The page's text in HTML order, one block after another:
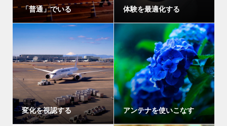
「普通」でいる 体験を最適化する
変化を視認する アンテナを使いこなす